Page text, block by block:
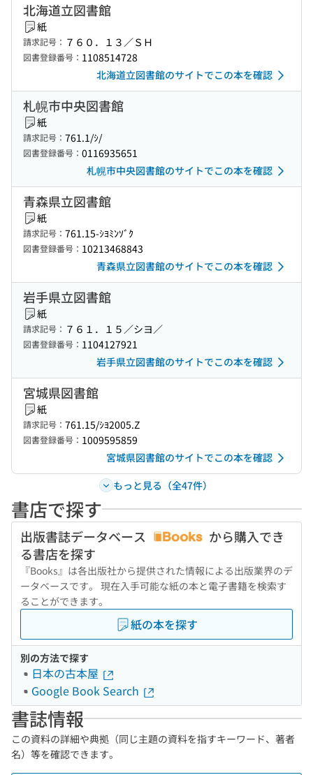
北海道立図書館
紙
請求記号： ７６０．１３／ＳＨ
図書登録番号： 1108514728
北海道立図書館のサイトでこの本を確認
札幌市中央図書館
紙
請求記号： 761.1/ｼ/
図書登録番号： 0116935651
札幌市中央図書館のサイトでこの本を確認
青森県立図書館
紙
請求記号： 761.15-ｼﾖﾐﾝｿﾞｸ
図書登録番号： 10213468843
青森県立図書館のサイトでこの本を確認
岩手県立図書館
紙
請求記号： ７６１．１５／シヨ／
図書登録番号： 1104127921
岩手県立図書館のサイトでこの本を確認
宮城県図書館
紙
請求記号： 761.15/ｼﾖ2005.Z
図書登録番号： 1009595859
宮城県図書館のサイトでこの本を確認
もっと見る（全47件）
書店で探す
出版書誌データベース
から購入でき
る書店を探す
『Books』は各出版社から提供された情報による出版業界のデ
ータベースです。 現在入手可能な紙の本と電子書籍を検索す
ることができます。
紙の本を探す
別の方法で探す
日本の古本屋
Google Book Search
書誌情報
この資料の詳細や典拠（同じ主題の資料を指すキーワード、著者
名）等を確認できます。